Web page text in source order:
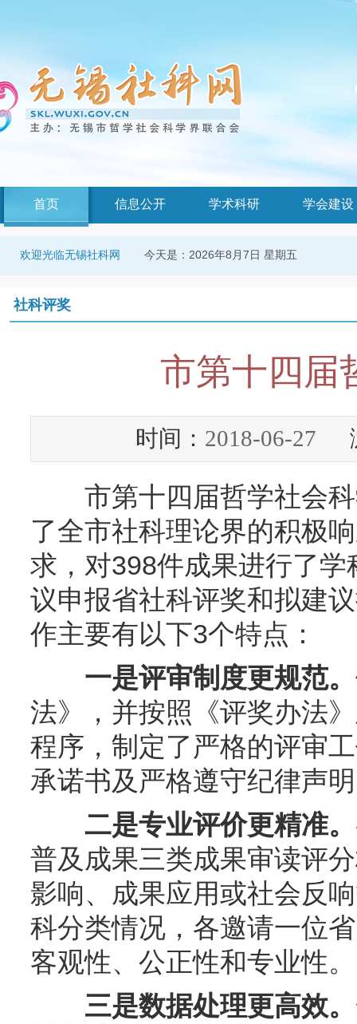
首页 信息公开 学术科研 学会建设
欢迎光临无锡社科网 今天是： 2026年8月7日 星期五
社科评奖
市第十四届
时间： 2018-06-27
市第十四届哲学社会科
了全市社科理论界的积极
求，对398件成果进行了
议申报省社科评奖和拟建
作主要有以下3个特点：
一是评审制度更规范。
法》，并按照《评奖办法
程序，制定了严格的评审
承诺书及严格遵守纪律声
二是专业评价更精准。
普及成果三类成果审读评
影响、成果应用或社会反
科分类情况，各邀请一位
客观性、公正性和专业性。
三是数据处理更高效。